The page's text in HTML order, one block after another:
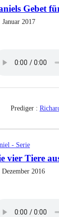
Gebet
Januar 2017
Prediger :
- Serie
vier Tiere
Dezember 2016